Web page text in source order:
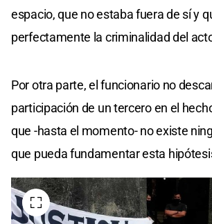
espacio, que no estaba fuera de sí y
perfectamente la criminalidad del
Por otra parte, el funcionario no
participación de un tercero en el
que -hasta el momento- no existe
que pueda fundamentar esta